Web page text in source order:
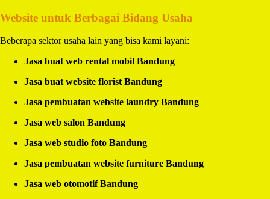
Website untuk Berbagai Bidang Usaha
Beberapa sektor usaha lain yang bisa kami layani:
Jasa buat web rental mobil Bandung
Jasa buat website florist Bandung
Jasa pembuatan website laundry Bandung
Jasa web salon Bandung
Jasa web studio foto Bandung
Jasa pembuatan website furniture Bandung
Jasa web otomotif Bandung